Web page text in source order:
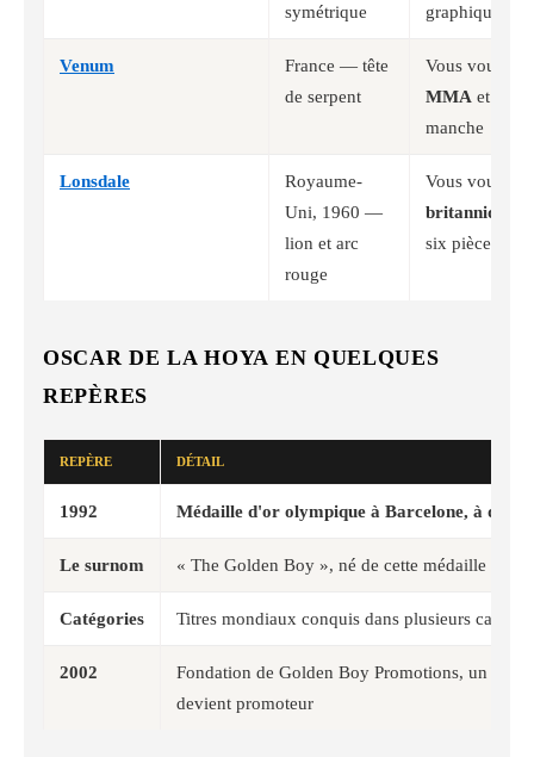
symétrique
graphique
Venum
France — tête
de serpent
Vous voulez
MMA et un
manche
Lonsdale
Royaume-
Uni, 1960 —
lion et arc
rouge
Vous voulez
britannique
six pièces
OSCAR DE LA HOYA EN QUELQUES
REPÈRES
REPÈRE DÉTAIL
1992 Médaille d'or olympique à Barcelone, à dix-
Le surnom « The Golden Boy », né de cette médaille
Catégories Titres mondiaux conquis dans plusieurs
2002
Fondation de Golden Boy Promotions, un
devient promoteur